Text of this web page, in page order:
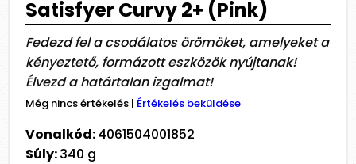
Satisfyer Curvy 2+ (Pink)
Fedezd fel a csodálatos örömöket, amelyeket a
kényeztető, formázott eszközök nyújtanak!
Élvezd a határtalan izgalmat!
Még nincs értékelés | Értékelés beküldése
Vonalkód:4061504001852
Súly:340 g